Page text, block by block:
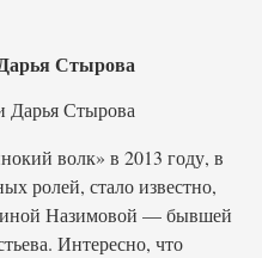
Стырова
волк» в 2013 году, в
ролей, стало известно,
Назимовой — бывшей
Интересно, что